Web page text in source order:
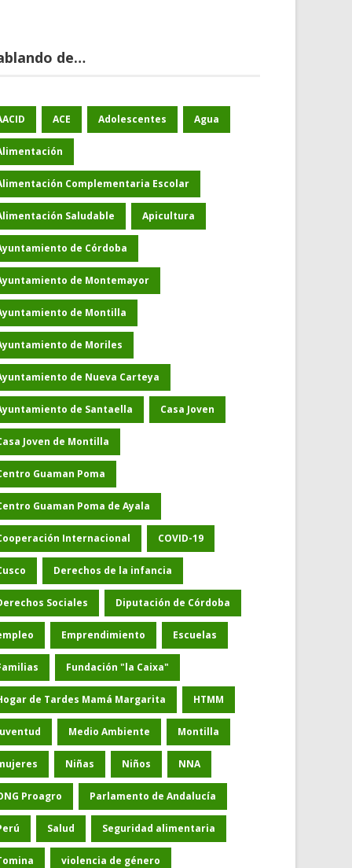
de…
ACE Adolescentes Agua
Complementaria Escolar
Saludable Apicultura
de Córdoba
de Montemayor
de Montilla
de Moriles
de Nueva Carteya
de Santaella Casa Joven
Joven de Montilla
Guaman Poma
Guaman Poma de Ayala
Internacional COVID-19
Derechos de la infancia
Sociales Diputación de Córdoba
Emprendimiento Escuelas
Fundación "la Caixa"
de Tardes Mamá Margarita HTMM
Medio Ambiente Montilla
Niñas Niños NNA
Proagro Parlamento de Andalucía
Salud Seguridad alimentaria
violencia de género